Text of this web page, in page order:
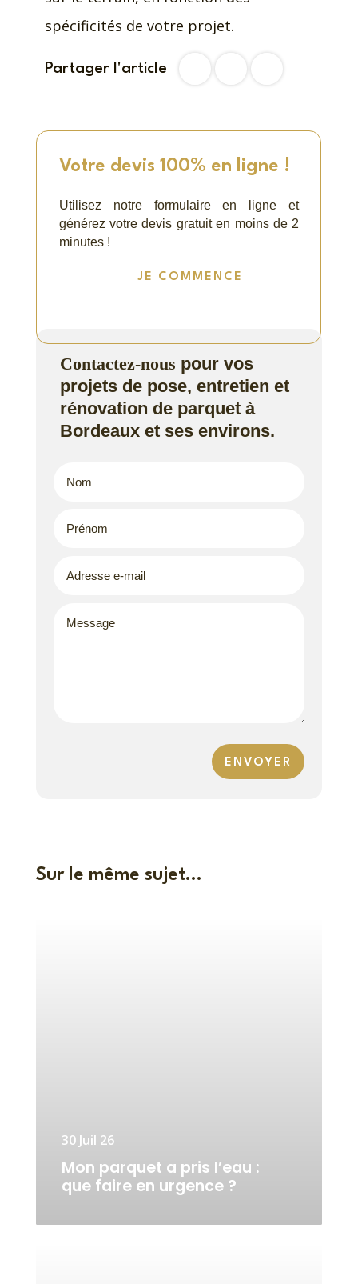
spécificités de votre projet.
Partager l'article
Votre devis 100% en ligne !
Utilisez notre formulaire en ligne et
générez votre devis gratuit en moins de 2
minutes !
JE COMMENCE
Contactez-nous pour vos
projets de pose, entretien et
rénovation de parquet à
Bordeaux et ses environs.
ENVOYER
Sur le même sujet…
30 Juil 26
Mon parquet a pris l’eau :
que faire en urgence ?